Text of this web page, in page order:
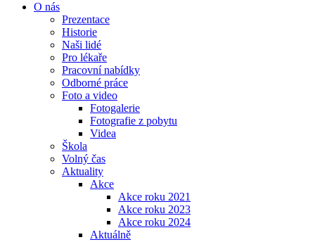
O nás
Prezentace
Historie
Naši lidé
Pro lékaře
Pracovní nabídky
Odborné práce
Foto a video
Fotogalerie
Fotografie z pobytu
Videa
Škola
Volný čas
Aktuality
Akce
Akce roku 2021
Akce roku 2023
Akce roku 2024
Aktuálně